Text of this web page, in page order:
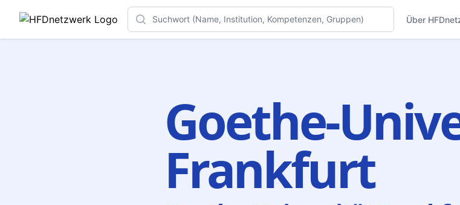
Search
Über
Goethe-
Frankfurt